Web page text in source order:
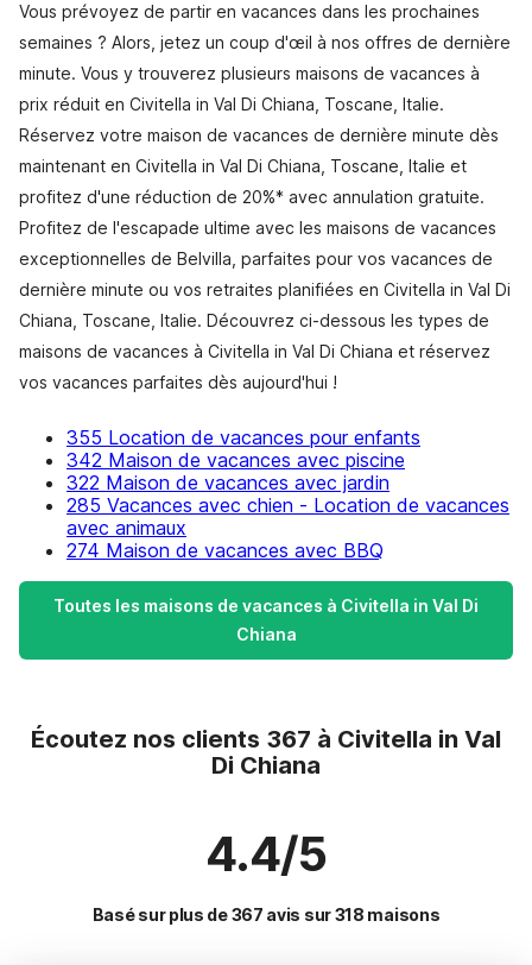
Vous prévoyez de partir en vacances dans les prochaines
semaines ? Alors, jetez un coup d'œil à nos offres de dernière
minute. Vous y trouverez plusieurs maisons de vacances à
prix réduit en Civitella in Val Di Chiana, Toscane, Italie.
Réservez votre maison de vacances de dernière minute dès
maintenant en Civitella in Val Di Chiana, Toscane, Italie et
profitez d'une réduction de 20%* avec annulation gratuite.
Profitez de l'escapade ultime avec les maisons de vacances
exceptionnelles de Belvilla, parfaites pour vos vacances de
dernière minute ou vos retraites planifiées en Civitella in Val Di
Chiana, Toscane, Italie. Découvrez ci-dessous les types de
maisons de vacances à Civitella in Val Di Chiana et réservez
vos vacances parfaites dès aujourd'hui !
355 Location de vacances pour enfants
342 Maison de vacances avec piscine
322 Maison de vacances avec jardin
285 Vacances avec chien - Location de vacances
avec animaux
274 Maison de vacances avec BBQ
Toutes les maisons de vacances à Civitella in Val Di
Chiana
Écoutez nos clients 367 à Civitella in Val
Di Chiana
4.4/5
Basé sur plus de 367 avis sur 318 maisons